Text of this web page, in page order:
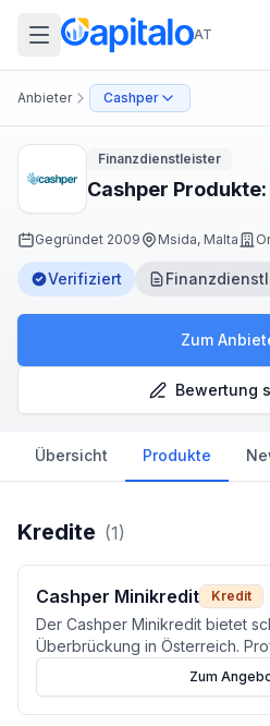
AT
Anbieter Cashper
Finanzdienstleister
Cashper
Gegründet 2009 Msida, Malta
Verifiziert
Zum
Bewertung
Übersicht Produkte
Kredite (1)
Cashper Minikredit Kredit
Der Cashper Minikredit bietet
Überbrückung in Österreich.
digitalen Antrag und einer KSV-
bei bestehenden KSV-Einträgen.
Zum